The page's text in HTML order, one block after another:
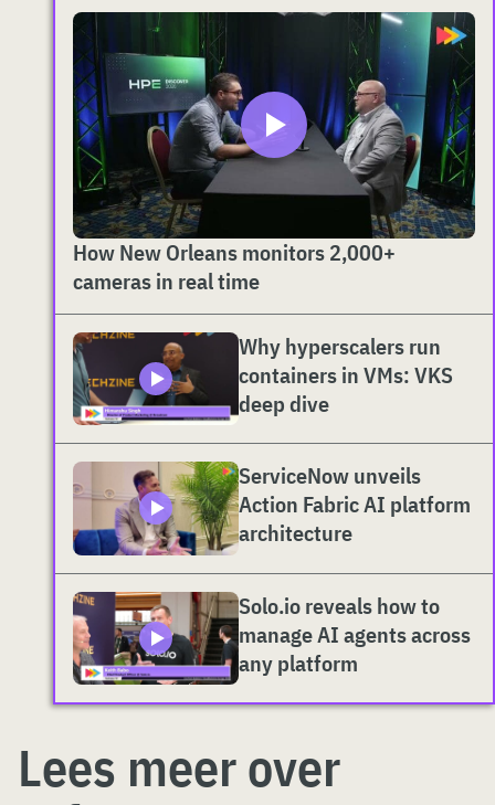
How New Orleans monitors 2,000+
cameras in real time
Why hyperscalers run
containers in VMs: VKS
deep dive
ServiceNow unveils
Action Fabric AI platform
architecture
Solo.io reveals how to
manage AI agents across
any platform
Lees meer over